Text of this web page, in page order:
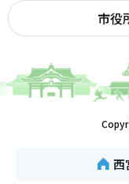
市役
西